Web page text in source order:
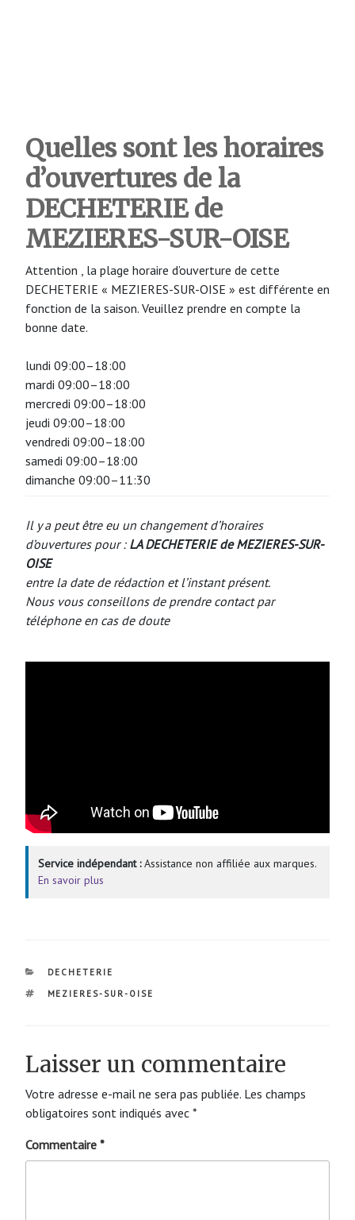
Quelles sont les horaires
d’ouvertures de la
DECHETERIE de
MEZIERES-SUR-OISE
Attention , la plage horaire d’ouverture de cette
DECHETERIE « MEZIERES-SUR-OISE » est différente en
fonction de la saison. Veuillez prendre en compte la
bonne date.
lundi 09:00–18:00
mardi 09:00–18:00
mercredi 09:00–18:00
jeudi 09:00–18:00
vendredi 09:00–18:00
samedi 09:00–18:00
dimanche 09:00–11:30
Il y a peut être eu un changement d’horaires
d’ouvertures pour : LA DECHETERIEde MEZIERES-SUR-
OISE
entre la date de rédaction et l’instant présent.
Nous vous conseillons de prendre contact par
téléphone en cas de doute
Service indépendant :Assistance non affiliée aux marques.
En savoir plus
CATÉGORIES
DECHETERIE
ÉTIQUETTES
MEZIERES-SUR-OISE
Laisser un commentaire
Votre adresse e-mail ne sera pas publiée. Les champs
obligatoires sont indiqués avec *
Commentaire *